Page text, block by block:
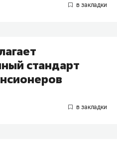
стандарт